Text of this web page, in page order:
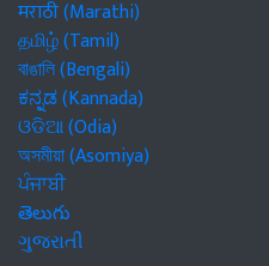
मराठी (Marathi)
தமிழ் (Tamil)
বাঙালি (Bengali)
ಕನ್ನಡ (Kannada)
ଓଡିଆ (Odia)
অসমীয়া (Asomiya)
ਪੰਜਾਬੀ
తెలుగు
ગુજરાતી